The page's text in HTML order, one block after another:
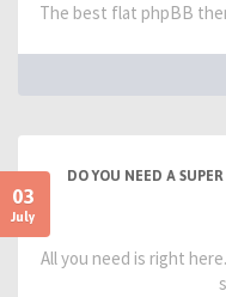
The best flat phpBB
03
July
DO YOU NEED A
All you need is right